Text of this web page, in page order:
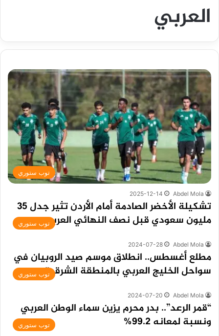
العربي
توب ستوري
Abdel Mola
2025-12-14
تشكيلة الأخضر الصادمة أمام الأردن تثير جدل 35
مليون سعودي قبل نصف النهائي العربيتوب ستوري
Abdel Mola
2024-07-28
‏مطلع أغسطس.. انطلاق موسم صيد الروبيان في
سواحل الخليج العربي بالمنطقة الشرقيةتوب ستوري
Abdel Mola
2024-07-20
“قمر الرعد”.. بدر محرم يزين سماء الوطن العربي
ونسبة لمعانه 99.2%
توب ستوري